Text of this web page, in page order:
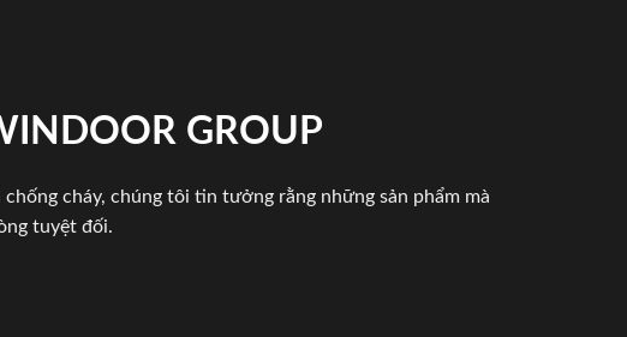
GROUP
cháy, chúng tôi tin tưởng rằng những sản phẩm mà
tuyệt đối.